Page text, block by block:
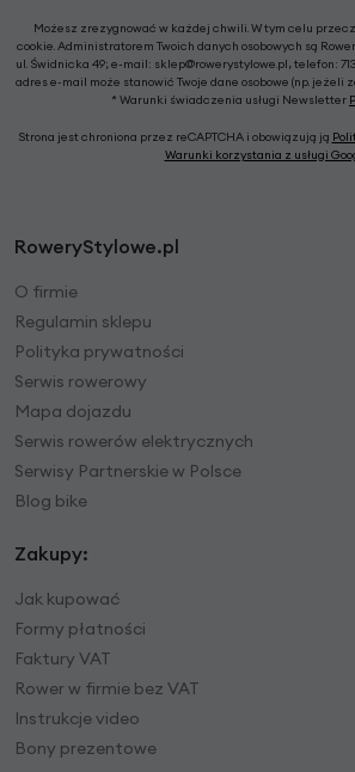
Możesz zrezygnować w każdej chwili. W tym celu
cookie. Administratorem Twoich danych osobowych są
ul. Świdnicka 49; e-mail: sklep@rowerystylowe.pl, telefon:
adres e-mail może stanowić Twoje dane osobowe (np. jeżeli
* Warunki świadczenia usługi Newsletter
Strona jest chroniona przez reCAPTCHA i obowiązują ją
Warunki korzystania z usługi
RoweryStylowe.pl
O firmie
Regulamin sklepu
Polityka prywatności
Serwis rowerowy
Mapa dojazdu
Serwis rowerów elektrycznych
Serwisy Partnerskie w Polsce
Blog bike
Zakupy:
Jak kupować
Formy płatności
Faktury VAT
Rower w firmie bez VAT
Instrukcje video
Bony prezentowe